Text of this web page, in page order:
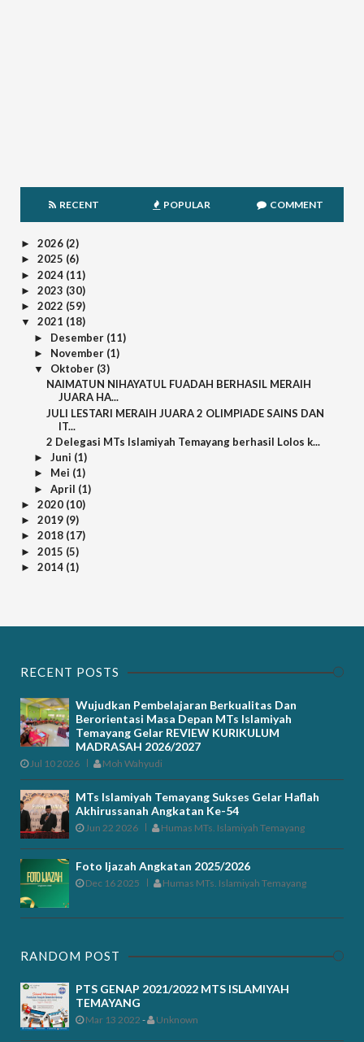
RECENT POPULAR COMMENT
► 2026 (2)
► 2025 (6)
► 2024 (11)
► 2023 (30)
► 2022 (59)
▼ 2021 (18)
► Desember (11)
► November (1)
▼ Oktober (3)
NAIMATUN NIHAYATUL FUADAH BERHASIL MERAIH
JUARA HA...
JULI LESTARI MERAIH JUARA 2 OLIMPIADE SAINS DAN
IT...
2 Delegasi MTs Islamiyah Temayang berhasil Lolos k...
► Juni (1)
► Mei (1)
► April (1)
► 2020 (10)
► 2019 (9)
► 2018 (17)
► 2015 (5)
► 2014 (1)
RECENT POSTS
Wujudkan Pembelajaran Berkualitas Dan
Berorientasi Masa Depan MTs Islamiyah
Temayang Gelar REVIEW KURIKULUM
MADRASAH 2026/2027
Jul 10 2026 Moh Wahyudi
MTs Islamiyah Temayang Sukses Gelar Haflah
Akhirussanah Angkatan Ke-54
Jun 22 2026 Humas MTs. Islamiyah Temayang
Foto Ijazah Angkatan 2025/2026
Dec 16 2025 Humas MTs. Islamiyah Temayang
RANDOM POST
PTS GENAP 2021/2022 MTS ISLAMIYAH
TEMAYANG
Mar 13 2022 - Unknown